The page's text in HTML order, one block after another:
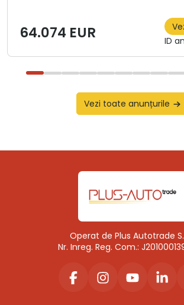
64.074 EUR
ID
Vezi toate anunțurile
Operat de Plus Autotrade
Nr. Inreg. Reg. Com.: